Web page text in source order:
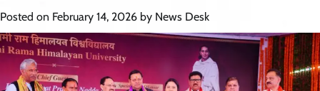
Posted on February 14, 2026 by News Desk